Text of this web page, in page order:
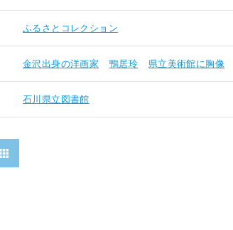
ふるさとコレクション
金沢出身の洋画家 鴨居玲 県立美術館に胸像
石川県立図書館